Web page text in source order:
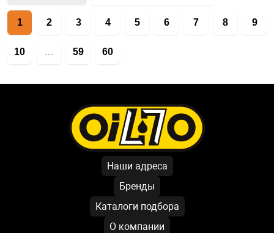
1 2 3 4 5 6 7 8 9
10 … 59 60
Наши адреса
Бренды
Каталоги подбора
О компании